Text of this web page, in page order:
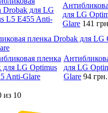
для LG
Glare 141
пленка Drobak для LG
для LG
Glare 94 грн.
из 10